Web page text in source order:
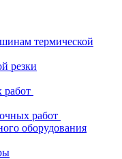
термической
резки
работ
работ
оборудования